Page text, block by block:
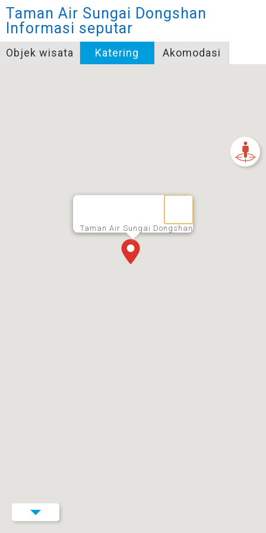
Taman Air Sungai Dongshan
Taman Air Sungai Dongshan
Informasi seputar
Objek wisata Katering Akomodasi